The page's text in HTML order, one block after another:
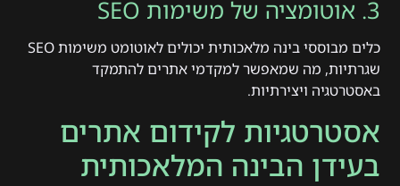
3. אוטומציה של משימות SEO
כלים מבוססי בינה מלאכותית יכולים לאוטומט משימות SEO
שגרתיות, מה שמאפשר למקדמי אתרים להתמקד
באסטרטגיה ויצירתיות.
אסטרטגיות לקידום אתרים
בעידן הבינה המלאכותית